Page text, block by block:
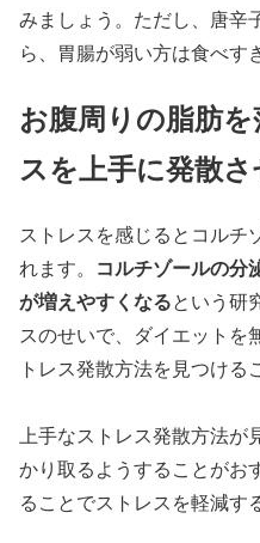
みましょう。ただし、唐辛
ら、胃腸が弱い方は食べす
お腹周りの脂肪
スを上手に発散さ
ストレスを感じるとコルチ
れます。 コルチゾールの分
が増えやすくなるという研
スのせいで、ダイエットを
トレス発散方法を見つける
上手なストレス発散方法が
かり取るようすることがお
ることでストレスを軽減す